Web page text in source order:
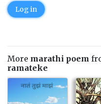
Log in
More marathi poem
ramateke